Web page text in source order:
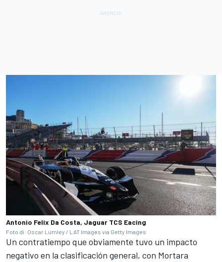
Antonio Felix Da Costa, Jaguar TCS Eacing
Foto di: Oscar Lumley / LAT Images via Getty Images
Un contratiempo que obviamente tuvo un impacto
negativo en la clasificación general, con Mortara